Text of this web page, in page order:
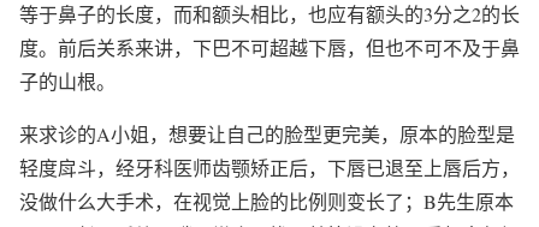
等于鼻子的长度，而和额头相比，也应有额头的3分之2的长
度。前后关系来讲，下巴不可超越下唇，但也不可不及于鼻
子的山根。
来求诊的A小姐，想要让自己的脸型更完美，原本的脸型是
轻度戽斗，经牙科医师齿颚矫正后，下唇已退至上唇后方，
没做什么大手术，在视觉上脸的比例则变长了；B先生原本